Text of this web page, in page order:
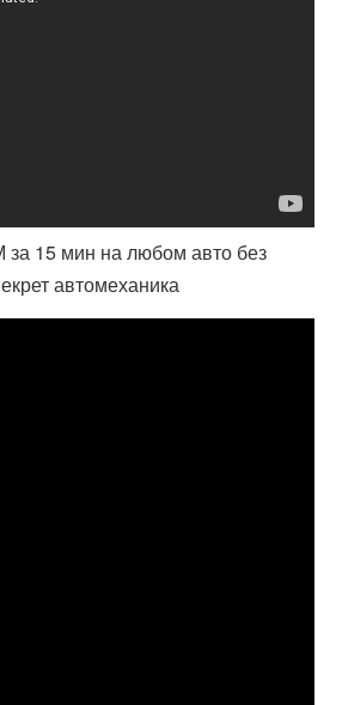
15 мин на любом авто без
автомеханика